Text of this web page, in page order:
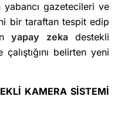
yabancı gazetecileri ve
bir taraftan tespit edip
yapay zekadestekli
belirten yeni
KAMERA SİSTEMİ